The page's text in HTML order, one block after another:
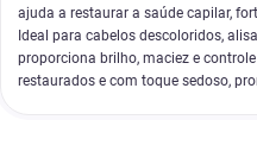
ajuda a restaurar a saúde capilar,
Ideal para cabelos descoloridos,
proporciona brilho, maciez e
restaurados e com toque sedoso,